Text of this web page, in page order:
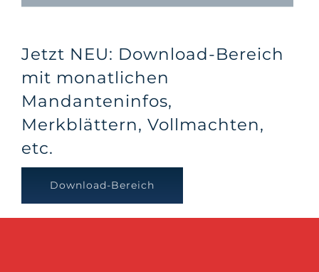
Jetzt NEU: Download-Bereich
mit monatlichen
Mandanteninfos,
Merkblättern, Vollmachten,
etc.
Download-Bereich